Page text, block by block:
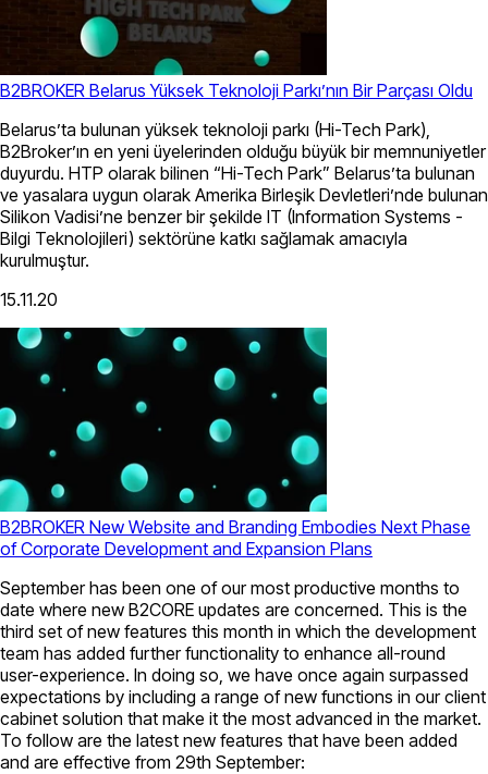
B2BROKER Belarus Yüksek Teknoloji Parkı’nın Bir Parçası Oldu
Belarus’ta bulunan yüksek teknoloji parkı (Hi-Tech Park),
B2Broker’ın en yeni üyelerinden olduğu büyük bir memnuniyetler
duyurdu. HTP olarak bilinen “Hi-Tech Park” Belarus’ta bulunan
ve yasalara uygun olarak Amerika Birleşik Devletleri’nde bulunan
Silikon Vadisi’ne benzer bir şekilde IT (Information Systems -
Bilgi Teknolojileri) sektörüne katkı sağlamak amacıyla
kurulmuştur.
15.11.20
B2BROKER New Website and Branding Embodies Next Phase
of Corporate Development and Expansion Plans
September has been one of our most productive months to
date where new B2CORE updates are concerned. This is the
third set of new features this month in which the development
team has added further functionality to enhance all-round
user-experience. In doing so, we have once again surpassed
expectations by including a range of new functions in our client
cabinet solution that make it the most advanced in the market.
To follow are the latest new features that have been added
and are effective from 29th September: